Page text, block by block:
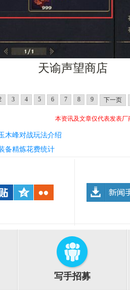
天谕声望商店
3 4 5 6 7 8 9 下一页
本资讯及文章仅代表发表
木峰对战玩法介绍
备精炼花费统计
写手招募